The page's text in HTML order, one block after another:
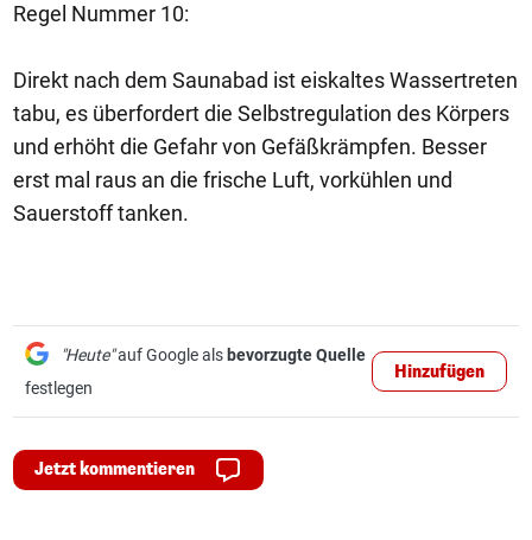
Regel Nummer 10:
Direkt nach dem Saunabad ist eiskaltes Wassertreten
tabu, es überfordert die Selbstregulation des Körpers
und erhöht die Gefahr von Gefäßkrämpfen. Besser
erst mal raus an die frische Luft, vorkühlen und
Sauerstoff tanken.
"Heute"auf Google als bevorzugte Quelle
festlegen
Hinzufügen
Jetzt kommentieren